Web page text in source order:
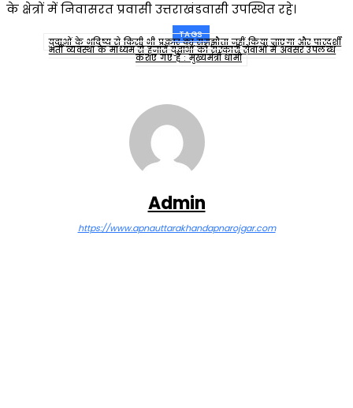
के क्षेत्रों में निवासरत प्रवासी उत्तराखंडवासी उपस्थित रहे।
TAGS
युवाओं के भविष्य से किसी भी प्रकार का समझौता नहीं किया जाएगा और पारदर्शी
भर्ती व्यवस्था के माध्यम से हजारों युवाओं को सरकारी सेवाओं में अवसर उपलब्ध
कराए गए हैं : मुख्यमंत्री धामी
Admin
https://www.apnauttarakhandapnarojgar.com